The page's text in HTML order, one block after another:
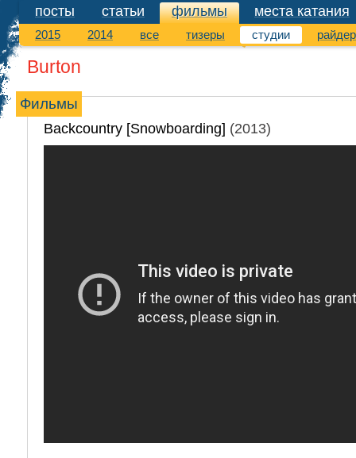
посты статьи фильмы
фильмы места катания
2015 2014 все тизеры студии
Burton
Фильмы
Backcountry [Snowboarding] (2013)